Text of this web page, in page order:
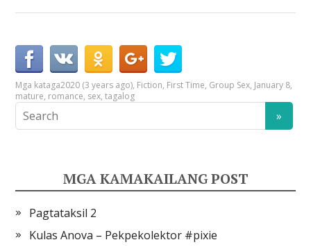
Mga kataga2020 (3 years ago), Fiction, First Time, Group Sex, January 8,
mature, romance, sex,tagalog
MGA KAMAKAILANG POST
Pagtataksil 2
Kulas Anova – Pekpekolektor #pixie